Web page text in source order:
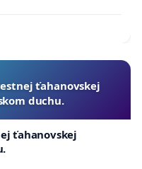
ťahanovskej
duchu.
ťahanovskej